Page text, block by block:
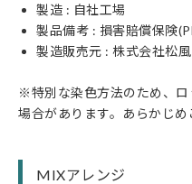
製造 : 自社工場
製品備考 : 損害賠償保険
製造販売元 : 株式会社松風
※特別な染色方法のため、
場合があります。あらかじめ
MIXアレンジ